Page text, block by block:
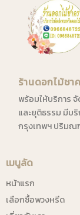
ร้านดอกไม้ชา
พร้อมให้บริการ
และยุติธรรม มีบ
กรุงเทพฯ ปริมณ
เมนูลัด
หน้าแรก
เลือกซื้อพวงหรีด